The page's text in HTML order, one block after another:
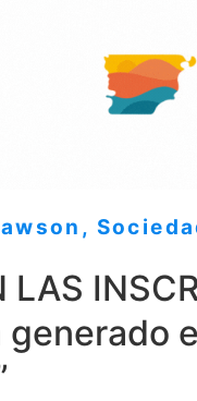
,
LAS
generado